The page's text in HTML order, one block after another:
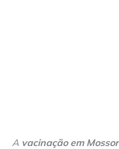
A vacinação em